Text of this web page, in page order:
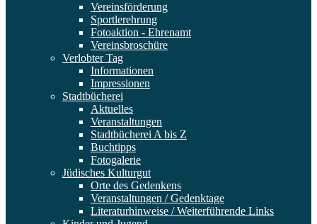
Vereinsförderung
Sportlerehrung
Fotoaktion - Ehrenamt
Vereinsbroschüre
Verlobter Tag
Informationen
Impressionen
Stadtbücherei
Aktuelles
Veranstaltungen
Stadtbücherei A bis Z
Buchtipps
Fotogalerie
Jüdisches Kulturgut
Orte des Gedenkens
Veranstaltungen / Gedenktage
Literaturhinweise / Weiterführende Links